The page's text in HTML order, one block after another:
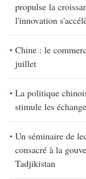
propulse la
l'innovation
Chine : le
juillet
La politique
stimule les
Un séminaire de
consacré à la
Tadjikistan